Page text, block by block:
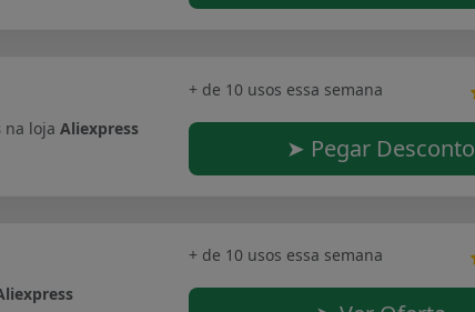
na loja Aliexpress
+ de 10 usos essa semana
➤ Pegar Desconto
+ de 10 usos essa semana